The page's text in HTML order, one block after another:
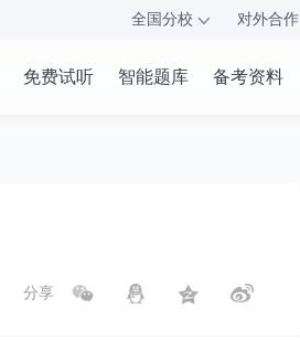
全国分校 对外合作
免费试听 智能题库 备考资料
分享